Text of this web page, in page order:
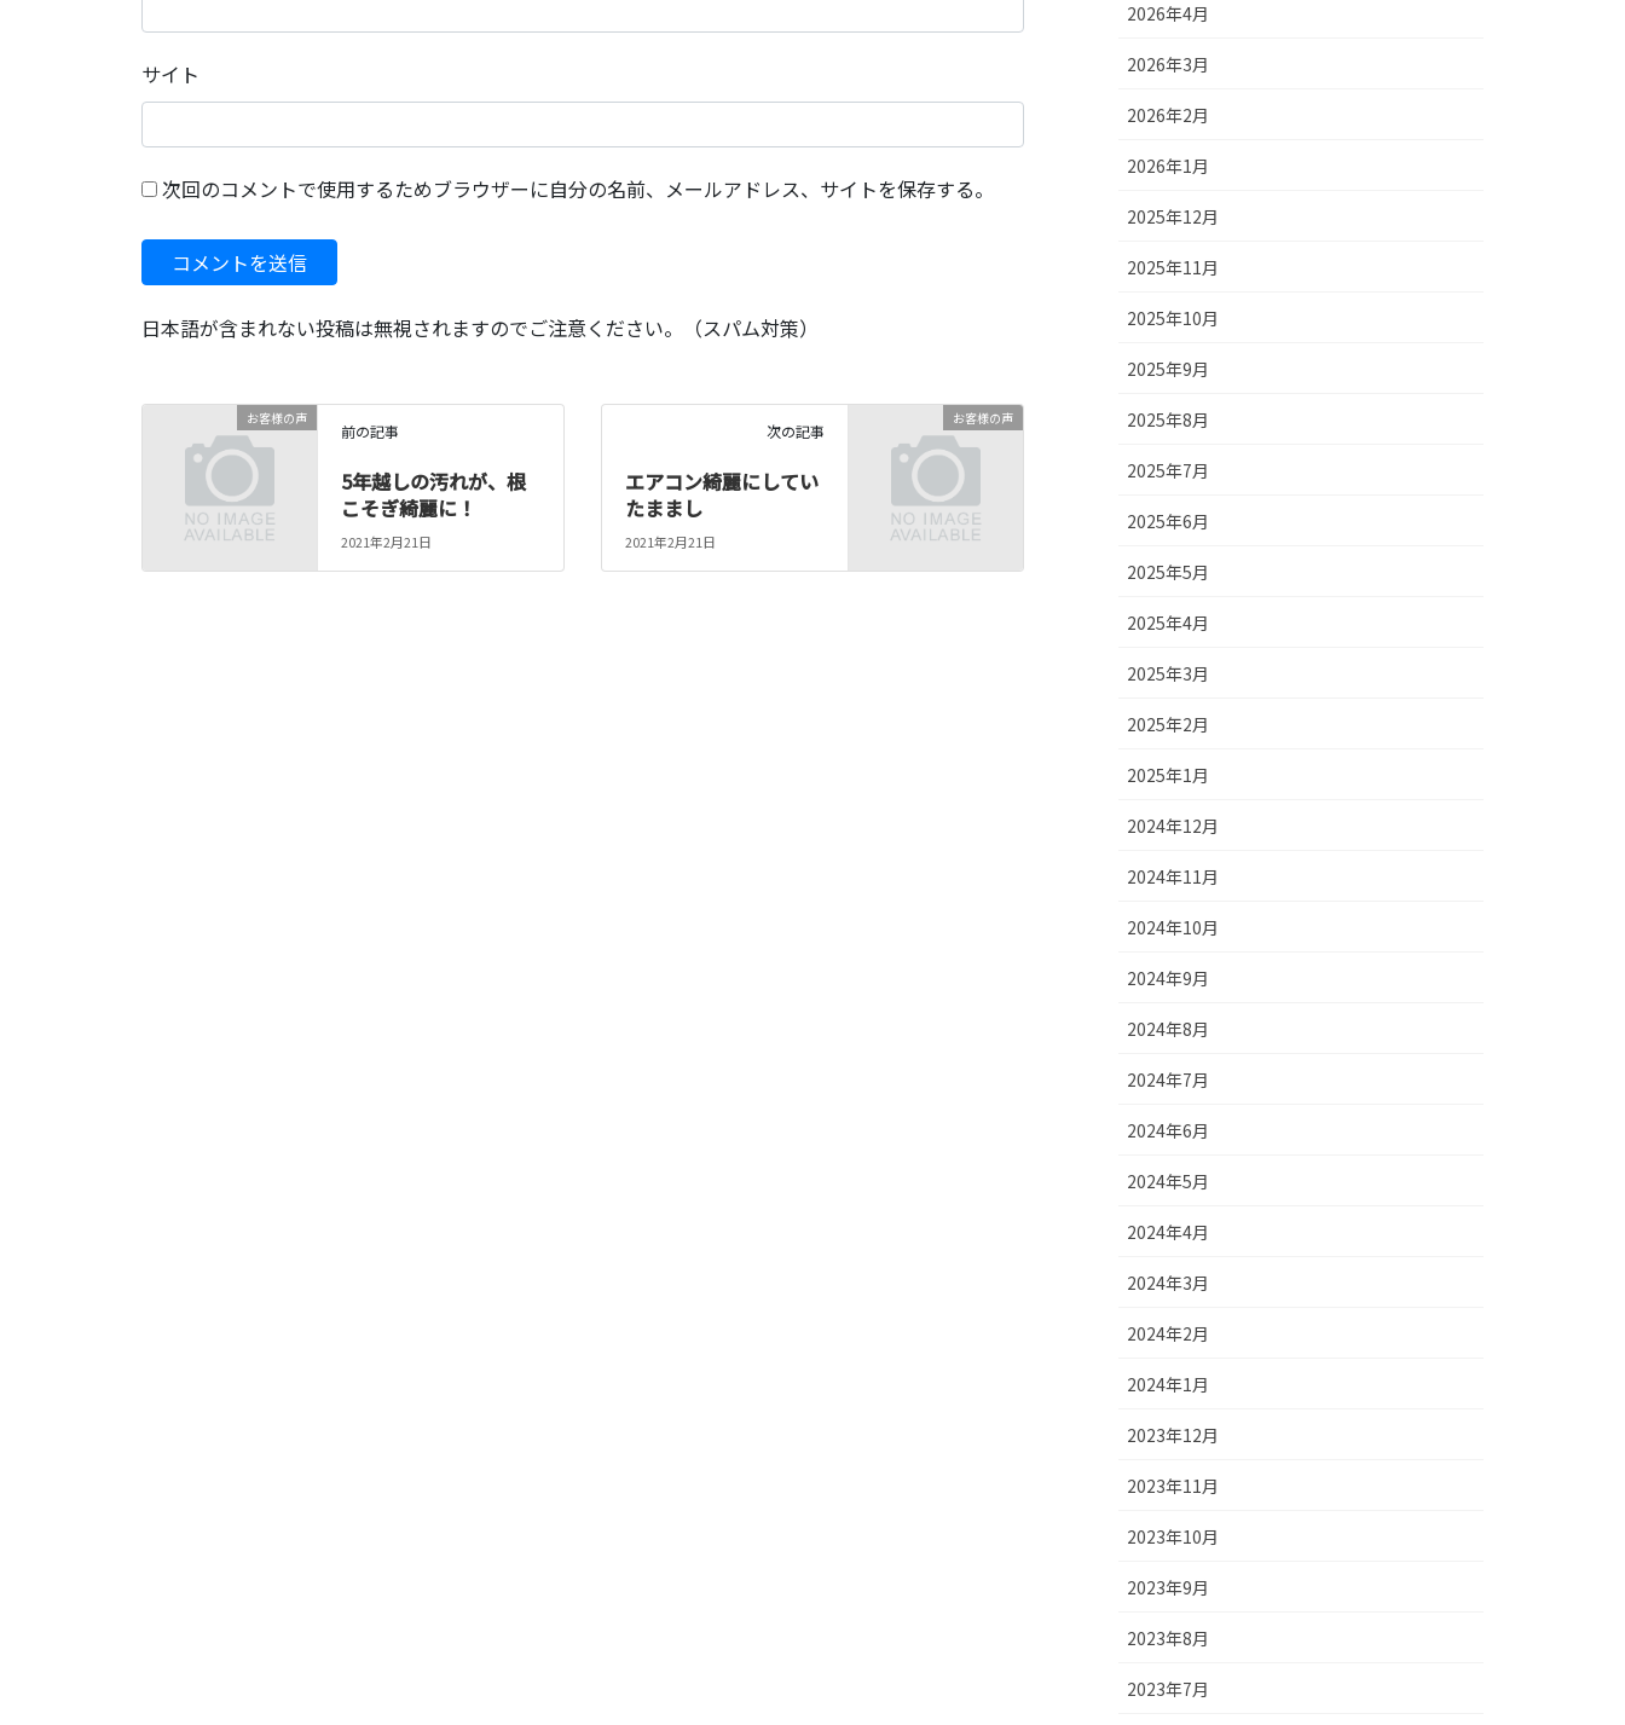
サイト
次回のコメントで使用するためブラウザーに自分の名前、メールアドレス、サイトを保存する。
日本語が含まれない投稿は無視されますのでご注意ください。（スパム対策）
お客様の声
前の記事
5年越しの汚れが、根
こそぎ綺麗に！
2021年2月21日
お客様の声
次の記事
エアコン綺麗にしてい
たままし
2021年2月21日
2026年4月
2026年3月
2026年2月
2026年1月
2025年12月
2025年11月
2025年10月
2025年9月
2025年8月
2025年7月
2025年6月
2025年5月
2025年4月
2025年3月
2025年2月
2025年1月
2024年12月
2024年11月
2024年10月
2024年9月
2024年8月
2024年7月
2024年6月
2024年5月
2024年4月
2024年3月
2024年2月
2024年1月
2023年12月
2023年11月
2023年10月
2023年9月
2023年8月
2023年7月